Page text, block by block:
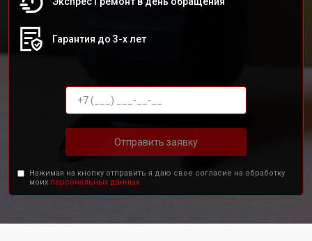
Гарантия до 3-х лет
Отправить заявку
Нажимая на кнопку отправить я даю свое согласие на обработку
моих персональных данных.